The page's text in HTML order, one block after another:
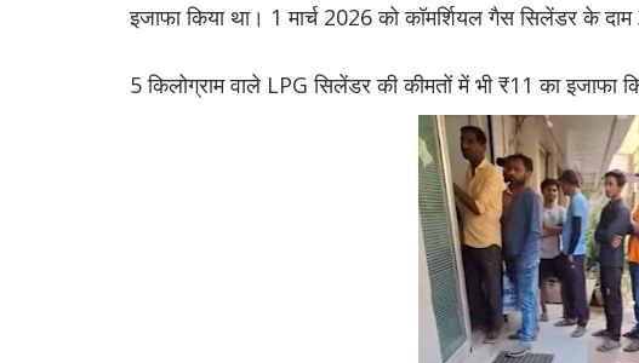
इजाफा किया था। 1 मार्च 2026 को कॉमर्शियल गैस सिलेंडर के
5 किलोग्राम वाले LPG सिलेंडर की कीमतों में भी ₹11 का इजाफा